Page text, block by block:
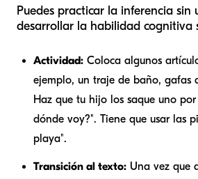
Puedes practicar la inferencia sin
desarrollar la habilidad cognitiva
Actividad: Coloca algunos
ejemplo, un traje de baño, gafas
Haz que tu hijo los saque uno
dónde voy?". Tiene que usar las
playa".
Transición al texto: Una vez que